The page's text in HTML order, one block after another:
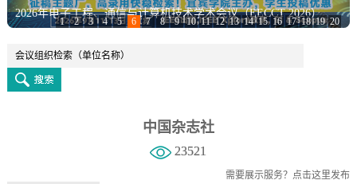
2026年电子工程、通信与计算机技术学术会议（EECCT 2026）
第三届岩土力学与水工结构国际学术会议（GHS 2026）
1 2 3 4 5 6 7 8 9 10 11 12 13 14 15 16 17 18 19 20
中国杂志社
23521
需要展示服务？ 点击这里发布